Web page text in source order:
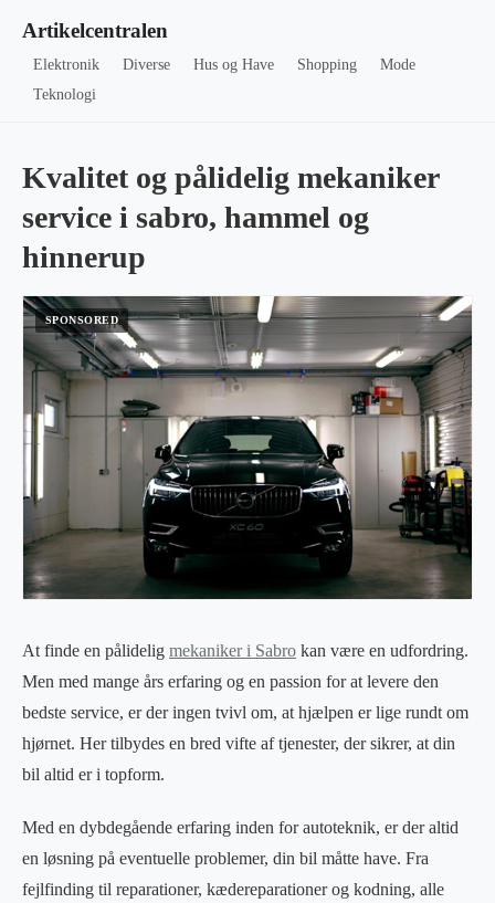
Artikelcentralen
Elektronik Diverse Hus og Have Shopping
Mode
Teknologi
Kvalitet og pålidelig mekaniker
service i sabro, hammel og
hinnerup
At finde en pålidelig mekaniker i Sabro kan være en udfordring.
Men med mange års erfaring og en passion for at levere den
bedste service, er der ingen tvivl om, at hjælpen er lige rundt om
hjørnet. Her tilbydes en bred vifte af tjenester, der sikrer, at din
bil altid er i topform.
Med en dybdegående erfaring inden for autoteknik, er der altid
en løsning på eventuelle problemer, din bil måtte have. Fra
fejlfinding til reparationer, kædereparationer og kodning, alle